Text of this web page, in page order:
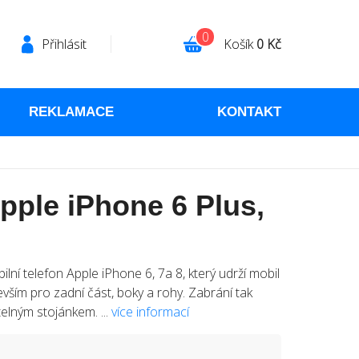
Přihlásit Košík0 Kč
0
REKLAMACE KONTAKT
iPhone 6 Plus,
telefon Apple iPhone 6, 7a 8, který udrží mobil
pro zadní část, boky a rohy. Zabrání tak
stojánkem. ... více informací